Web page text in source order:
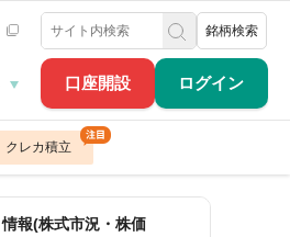
口座開設 ログイン
銘柄検索
クレカ積立
報(株式市況・株価